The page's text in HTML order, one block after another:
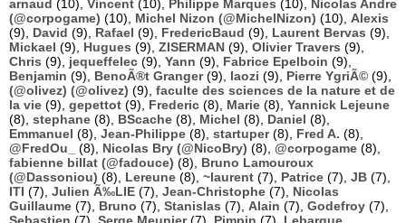
arnaud (10), Vincent (10), Philippe Marques (10), Nicolas Andre
(@corpogame) (10), Michel Nizon (@MichelNizon) (10), Alexis
(9), David (9), Rafael (9), FredericBaud (9), Laurent Bervas (9),
Mickael (9), Hugues (9), ZISERMAN (9), Olivier Travers (9),
Chris (9), jequeffelec (9), Yann (9), Fabrice Epelboin (9),
Benjamin (9), BenoÃ®t Granger(9), laozi (9), Pierre YgriÃ© (9),
(@olivez) (@olivez) (9), faculte des sciences de la nature et de
la vie (9), gepettot (9), Frederic (8), Marie (8), Yannick Lejeune
(8), stephane (8), BScache (8), Michel (8), Daniel (8),
Emmanuel (8), Jean-Philippe (8), startuper(8), Fred A. (8),
@FredOu_
(8), Nicolas Bry (@NicoBry) (8), @corpogame (8),
fabienne billat (@fadouce) (8), Bruno Lamouroux
(@Dassoniou) (8), Lereune (8), ~laurent (7), Patrice (7), JB (7),
ITI (7), Julien Ã‰LIE (7), Jean-Christophe (7), Nicolas
Guillaume (7), Bruno (7), Stanislas (7), Alain (7), Godefroy (7),